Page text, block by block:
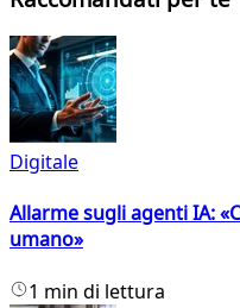
Digitale
Allarme sugli agenti IA:
umano»
1 min di lettura